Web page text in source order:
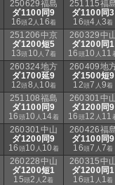
250629福島
ダ1100同9
16頭2 人 16着
251115福
ダ1100同3
16頭4 人3着
251206中京
ダ1200短5
13頭 10 人 7着
260329中
ダ1200同1
16 頭10 人 11
260324地方
ダ1700延9
12頭8 人 10着
260409地
ダ1500短9
12頭7 人9着
251108福島
ダ1100同9
16 頭10 人 14着
260301中
ダ1200同9
16 頭12 人 11
260301中山
ダ1200同9
16 頭10 人 10着
260426福
ダ1100同9
16頭7 人 7着
260228中山
ダ1200短1
15頭2 人2着
260315中
ダ1200同1
16頭1 人 1着